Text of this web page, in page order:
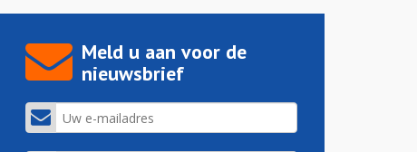
Meld u aan voor de
nieuwsbrief